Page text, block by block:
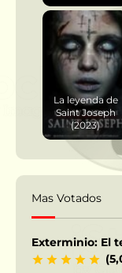
La leyenda de
Saint Joseph
(2023)
Mas Votados
Exterminio: El